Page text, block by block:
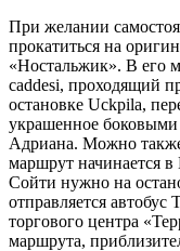
При желании
прокатиться на
«Ностальжик». В его
caddesi, проходящий
остановке Uckpila,
украшенное
Адриана. Можно
маршрут начинается в
Сойти нужно на
отправляется
торгового центра
маршрута,